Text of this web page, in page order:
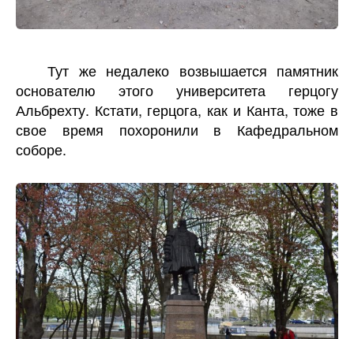
Тут же недалеко возвышается памятник
основателю этого университета герцогу
Альбрехту. Кстати, герцога, как и Канта, тоже в
свое время похоронили в Кафедральном
соборе.